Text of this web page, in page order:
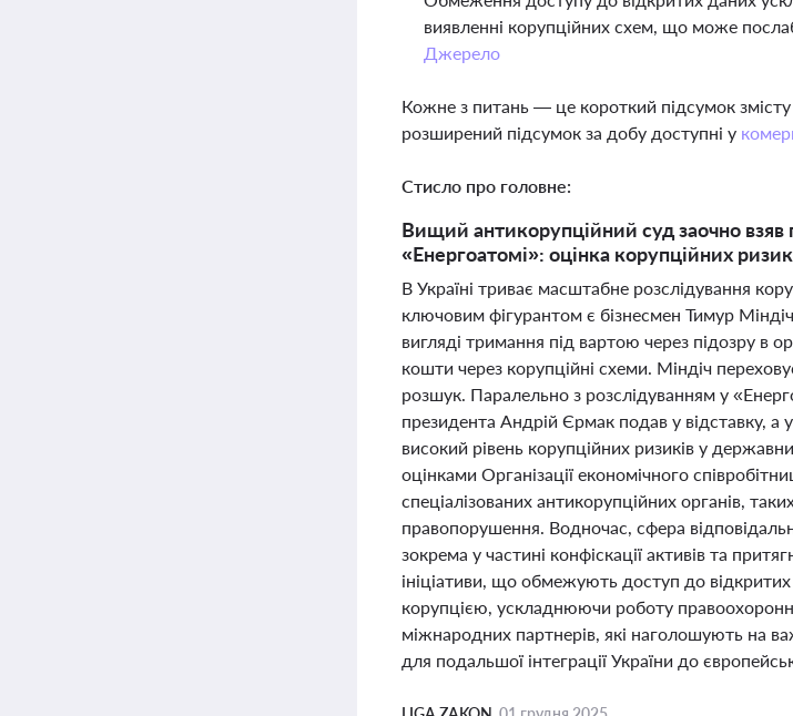
виявленні корупційних схем, що може
Джерело
Кожне з питань — це короткий підсумок
розширений підсумок за добу доступні у
Стисло про головне:
Вищий антикорупційний суд заочно взяв
«Енергоатомі»: оцінка корупційних
В Україні триває масштабне розслідування
ключовим фігурантом є бізнесмен Тимур
вигляді тримання під вартою через підозру в
кошти через корупційні схеми. Міндіч
розшук. Паралельно з розслідуванням у
президента Андрій Єрмак подав у відставку, а
високий рівень корупційних ризиків у
оцінками Організації економічного
спеціалізованих антикорупційних органів,
правопорушення. Водночас, сфера
зокрема у частині конфіскації активів та
ініціативи, що обмежують доступ до
корупцією, ускладнюючи роботу
міжнародних партнерів, які наголошують на
для подальшої інтеграції України до